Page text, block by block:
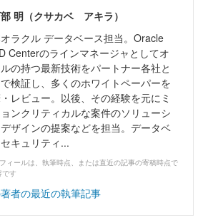
明（クサカベ アキラ）
ラクル データベース担当。Oracle
Centerのラインマネージャとしてオ
の持つ最新技術をパートナー各社と
検証し、多くのホワイトペーパーを
レビュー。以後、その経験を元にミ
ンクリティカルな案件のソリューシ
ザインの提案などを担当。データベ
キュリティ...
ィールは、執筆時点、または直近の記事の寄稿時点で
です
者の最近の執筆記事